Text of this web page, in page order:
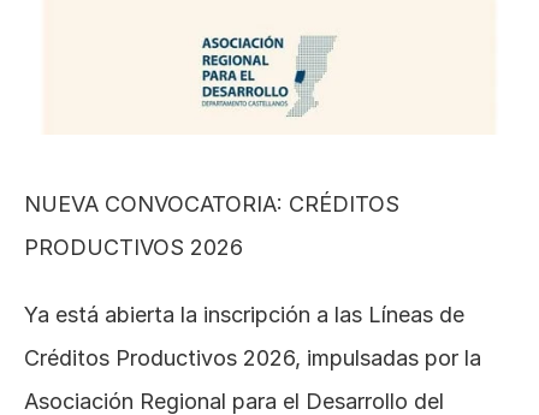
NUEVA CONVOCATORIA: CRÉDITOS
PRODUCTIVOS 2026
Ya está abierta la inscripción a las Líneas de
Créditos Productivos 2026, impulsadas por la
Asociación Regional para el Desarrollo del